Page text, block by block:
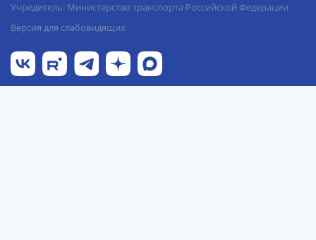
Учредитель: Министерство транспорта Российской Федерации
Версия для слабовидящих